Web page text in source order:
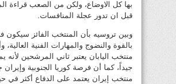
بها كل الاوضاع، ولكن من الصعب قراءة
قبل ان تدور عجلة المنافسات.
وبين تروسيه بأن المنتخب الفائز سيكون
بالقوة والنضوج والمهارات الفنية العالية،
منتخب اليابان يعتبر ثاني المرشحين لأنه
جيداً، كما أن فرصة كوريا الجنوبية وإيران
منتخب إيران يعتمد على الدفاع أكثر في